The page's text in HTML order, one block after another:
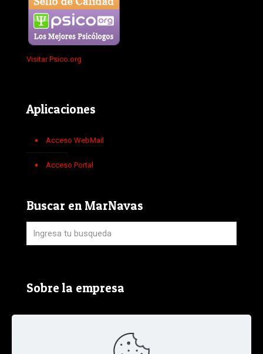
Visitar Psico.org
Aplicaciones
Acceso WebMail
Acceso Portal
Buscar en MarNavas
Sobre la empresa